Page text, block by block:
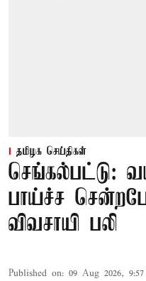
தமிழக செய்திகள்
செங்கல்பட்டு:
பாய்ச்ச
விவசாயி பலி
Published on: 09 Aug 2026,